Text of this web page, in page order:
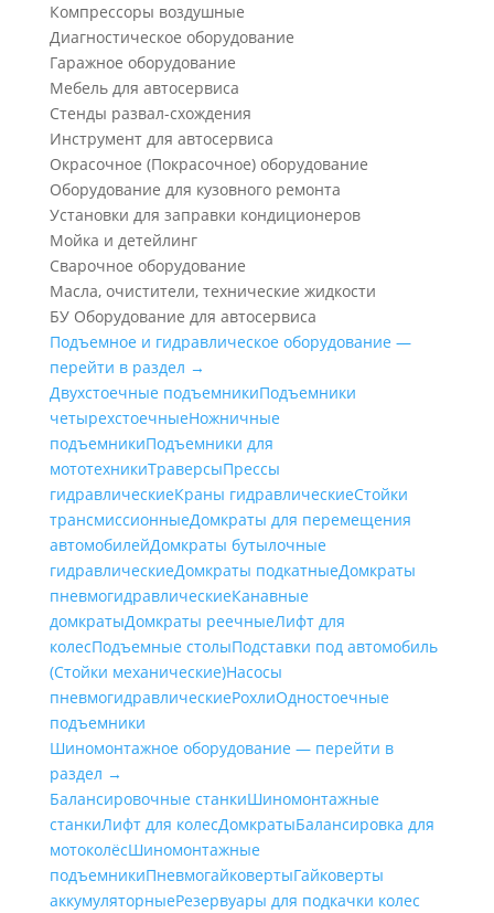
Компрессоры воздушные
Диагностическое оборудование
Гаражное оборудование
Мебель для автосервиса
Стенды развал-схождения
Инструмент для автосервиса
Окрасочное (Покрасочное) оборудование
Оборудование для кузовного ремонта
Установки для заправки кондиционеров
Мойка и детейлинг
Сварочное оборудование
Масла, очистители, технические жидкости
БУ Оборудование для автосервиса
Подъемное и гидравлическое оборудование —
перейти в раздел →
Двухстоечные подъемникиПодъемники
четырехстоечныеНожничные
подъемникиПодъемники для
мототехникиТраверсыПрессы
гидравлическиеКраны гидравлическиеСтойки
трансмиссионныеДомкраты для перемещения
автомобилейДомкраты бутылочные
гидравлическиеДомкраты подкатныеДомкраты
пневмогидравлическиеКанавные
домкратыДомкраты реечныеЛифт для
колесПодъемные столыПодставки под автомобиль
(Стойки механические)Насосы
пневмогидравлическиеРохлиОдностоечные
подъемники
Шиномонтажное оборудование — перейти в
раздел →
Балансировочные станкиШиномонтажные
станкиЛифт для колесДомкратыБалансировка для
мотоколёсШиномонтажные
подъемникиПневмогайковертыГайковерты
аккумуляторныеРезервуары для подкачки колес